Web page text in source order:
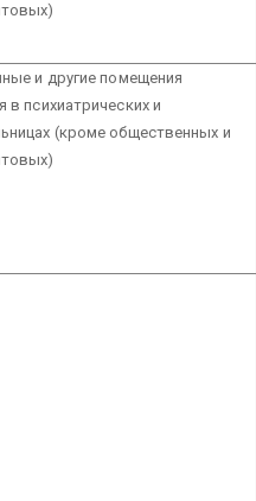
и другие помещения
в психиатрических и
(кроме общественных и